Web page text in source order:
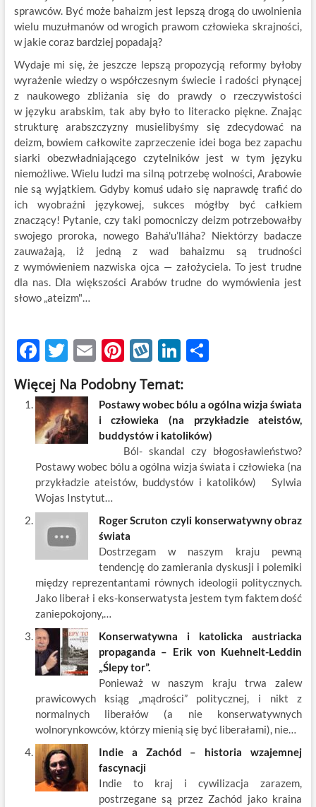
sprawców. Być może bahaizm jest lepszą drogą do uwolnienia
wielu muzułmanów od wrogich prawom człowieka skrajności,
w jakie coraz bardziej popadają?
Wydaje mi się, że jeszcze lepszą propozycją reformy byłoby
wyrażenie wiedzy o współczesnym świecie i radości płynącej
z naukowego zbliżania się do prawdy o rzeczywistości
w języku arabskim, tak aby było to literacko piękne. Znając
strukturę arabszczyzny musielibyśmy się zdecydować na
deizm, bowiem całkowite zaprzeczenie idei boga bez zapachu
siarki obezwładniającego czytelników jest w tym języku
niemożliwe. Wielu ludzi ma silną potrzebę wolności, Arabowie
nie są wyjątkiem. Gdyby komuś udało się naprawdę trafić do
ich wyobraźni językowej, sukces mógłby być całkiem
znaczący! Pytanie, czy taki pomocniczy deizm potrzebowałby
swojego proroka, nowego Bahá'u’lláha? Niektórzy badacze
zauważają, iż jedną z wad bahaizmu są trudności
z wymówieniem nazwiska ojca — założyciela. To jest trudne
dla nas. Dla większości Arabów trudne do wymówienia jest
słowo „ateizm"…
F
ac
e
b
o
o
k
T
w
itt
er
E
m
ail
Pi
nt
er
es
t
W
k
o
p
Li
k
e
dI
n
S
ar
e
Więcej Na Podobny Temat:
Postawy wobec bólu a ogólna wizja świata
i człowieka (na przykładzie ateistów,
buddystów i katolików)
Ból- skandal czy błogosławieństwo?
Postawy wobec bólu a ogólna wizja świata i człowieka (na
przykładzie ateistów, buddystów i katolików) Sylwia
Wojas Instytut…
Roger Scruton czyli konserwatywny obraz
świata
Dostrzegam w naszym kraju pewną
tendencję do zamierania dyskusji i polemiki
między reprezentantami równych ideologii politycznych.
Jako liberał i eks-konserwatysta jestem tym faktem dość
zaniepokojony,…
Konserwatywna i katolicka austriacka
propaganda – Erik von Kuehnelt-Leddin
„Ślepy tor”.
Ponieważ w naszym kraju trwa zalew
prawicowych ksiąg „mądrości” politycznej, i nikt z
normalnych liberałów (a nie konserwatywnych
wolnorynkowców, którzy mienią się być liberałami), nie…
Indie a Zachód – historia wzajemnej
fascynacji
Indie to kraj i cywilizacja zarazem,
postrzegane są przez Zachód jako kraina